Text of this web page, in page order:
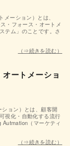
ーション）とは、
・フォース・オートメ
テム」のことです。さ
（⇒続きを読む）
ートメーショ
ョン）とは、顧客開
視化・自動化する流行
（マーケティ
（⇒続きを読む）